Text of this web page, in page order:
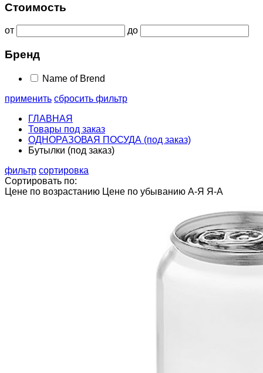
Стоимость
от до
Бренд
Name of Brend
применить сбросить фильтр
ГЛАВНАЯ
Товары под заказ
ОДНОРАЗОВАЯ ПОСУДА (под заказ)
Бутылки (под заказ)
фильтр сортировка
Сортировать по:
Цене по возрастанию Цене по убыванию А-Я Я-А